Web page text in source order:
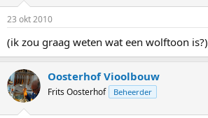
23 okt 2010
(ik zou graag weten wat een wolftoon is?)
Oosterhof Vioolbouw
Frits Oosterhof Beheerder